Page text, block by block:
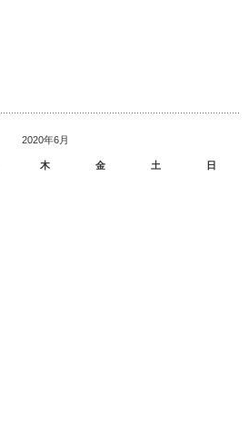
2020年6月
木 金 土 日